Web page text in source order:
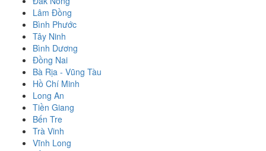
Lâm Đồng
Bình Phước
Tây Ninh
Bình Dương
Đồng Nai
Bà Rịa - Vũng Tàu
Hồ Chí Minh
Long An
Tiền Giang
Bến Tre
Trà Vinh
Vĩnh Long